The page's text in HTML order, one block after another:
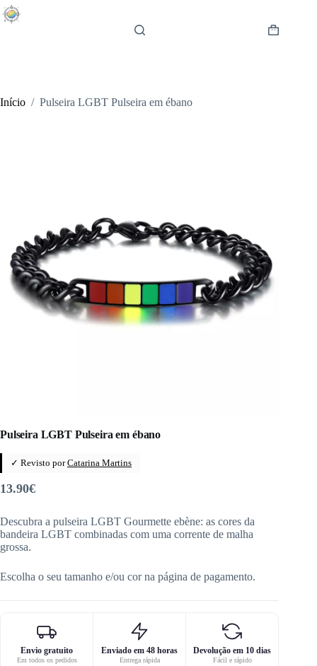
Pular
para
Carrinho
Início / Pulseira LGBT Pulseira em ébano
Pulseira LGBT Pulseira em ébano
✓ Revisto porCatarina Martins
13.90€
Descubra a pulseira LGBT Gourmette ebène: as cores da
bandeira LGBT combinadas com uma corrente de malha
grossa.
Escolha o seu tamanho e/ou cor na página de pagamento.
Envio gratuito
Em todos os pedidos
Enviado em 48 horas
Entrega rápida
Devolução em 10 dias
Fácil e rápido